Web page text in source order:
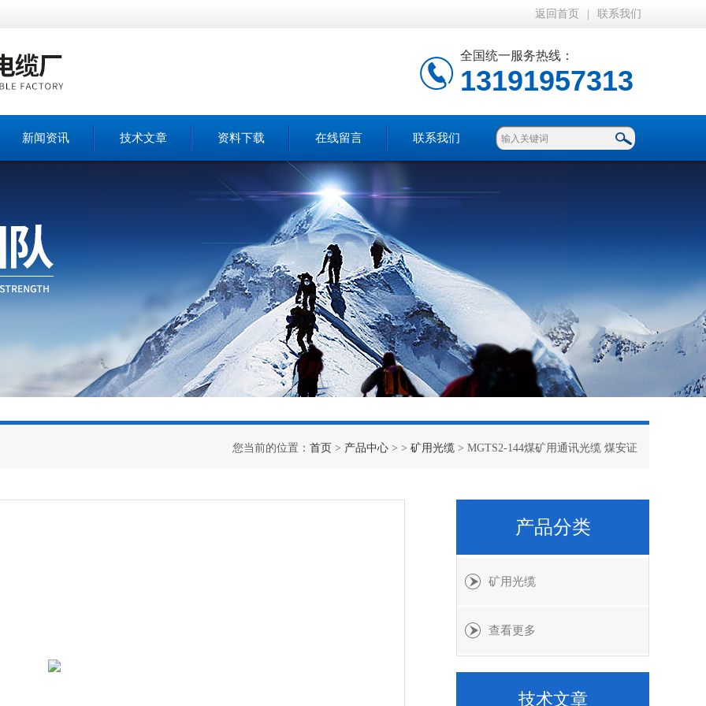
返回首页 联系我们
全国统一服务热线：
13191957313
新闻资讯 技术文章 资料下载 在线留言 联系我们
您当前的位置： 首页 > 产品中心 > > 矿用光缆 > MGTS2-144煤矿用通讯光缆 煤安证
产品分类
矿用光缆
查看更多
技术文章